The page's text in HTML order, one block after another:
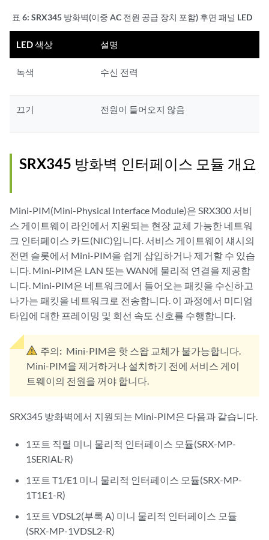
표 6: SRX345 방화벽(이중 AC 전원 공급 장치 포함) 후면 패널 LED
LED 색상 설명
녹색 수신 전력
끄기 전원이 들어오지 않음
SRX345 방화벽 인터페이스 모듈 개요
Mini-PIM(Mini-Physical Interface Module)은 SRX300 서비
스 게이트웨이 라인에서 지원되는 현장 교체 가능한 네트워
크 인터페이스 카드(NIC)입니다. 서비스 게이트웨이 섀시의
전면 슬롯에서 Mini-PIM을 쉽게 삽입하거나 제거할 수 있습
니다. Mini-PIM은 LAN 또는 WAN에 물리적 연결을 제공합
니다. Mini-PIM은 네트워크에서 들어오는 패킷을 수신하고
나가는 패킷을 네트워크로 전송합니다. 이 과정에서 미디엄
타입에 대한 프레이밍 및 회선 속도 신호를 수행합니다.
주의: Mini-PIM은 핫 스왑 교체가 불가능합니다.
Mini-PIM을 제거하거나 설치하기 전에 서비스 게이
트웨이의 전원을 꺼야 합니다.
SRX345 방화벽에서 지원되는 Mini-PIM은 다음과 같습니다.
1포트 직렬 미니 물리적 인터페이스 모듈(SRX-MP-
1SERIAL-R)
1포트 T1/E1 미니 물리적 인터페이스 모듈(SRX-MP-
1T1E1-R)
1포트 VDSL2(부록 A) 미니 물리적 인터페이스 모듈
(SRX-MP-1VDSL2-R)